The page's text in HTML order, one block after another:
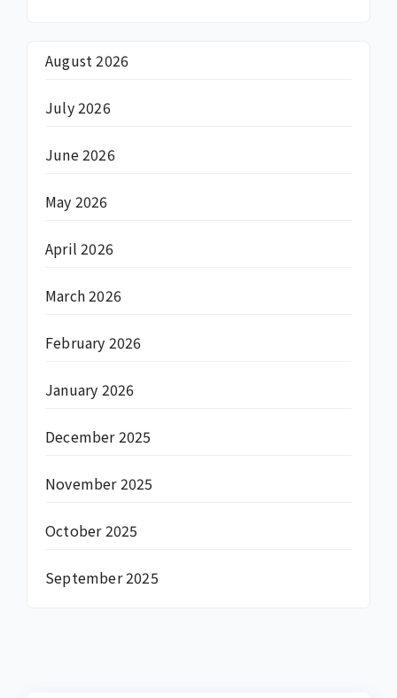
August 2026
July 2026
June 2026
May 2026
April 2026
March 2026
February 2026
January 2026
December 2025
November 2025
October 2025
September 2025